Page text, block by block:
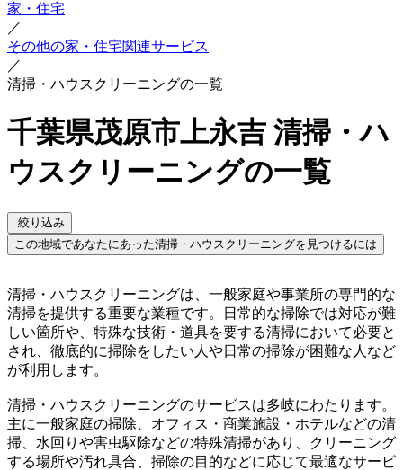
家・住宅
／
その他の家・住宅関連サービス
／
清掃・ハウスクリーニングの一覧
千葉県茂原市上永吉 清掃・ハ
ウスクリーニングの一覧
絞り込み
この地域であなたにあった清掃・ハウスクリーニングを見つけるには
清掃・ハウスクリーニングは、一般家庭や事業所の専門的な
清掃を提供する重要な業種です。日常的な掃除では対応が難
しい箇所や、特殊な技術・道具を要する清掃において必要と
され、徹底的に掃除をしたい人や日常の掃除が困難な人など
が利用します。
清掃・ハウスクリーニングのサービスは多岐にわたります。
主に一般家庭の掃除、オフィス・商業施設・ホテルなどの清
掃、水回りや害虫駆除などの特殊清掃があり、クリーニング
する場所や汚れ具合、掃除の目的などに応じて最適なサービ